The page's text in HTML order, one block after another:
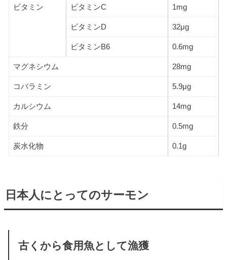
ビタミン ビタミンC 1mg
ビタミンD 32μg
ビタミンB6 0.6mg
マグネシウム 28mg
コバラミン 5.9μg
カルシウム 14mg
鉄分 0.5mg
炭水化物 0.1g
日本人にとってのサーモン
古くから食用魚として漁獲